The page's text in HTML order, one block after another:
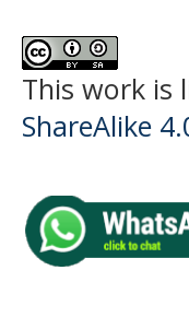
This work is
ShareAlike